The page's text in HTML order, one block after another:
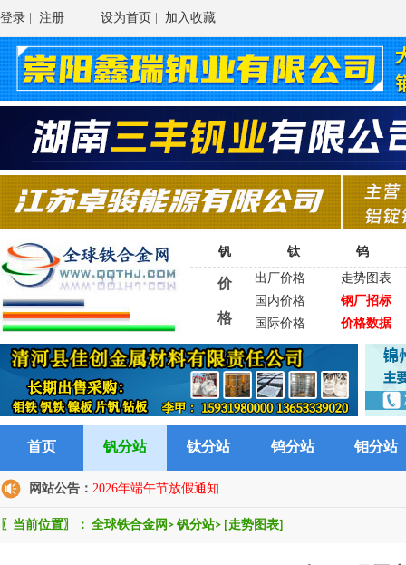
登录 注册 设为首页 加入收藏
钒 钛 钨
价
格
出厂价格
走势图表
国内价格
钢厂招标
国际价格
价格数据
首页 钒分站 钛分站 钨分站 钼分站
网站公告： 2026年端午节放假通知
〖当前位置〗： 全球铁合金网 > 钒分站> [走势图表]